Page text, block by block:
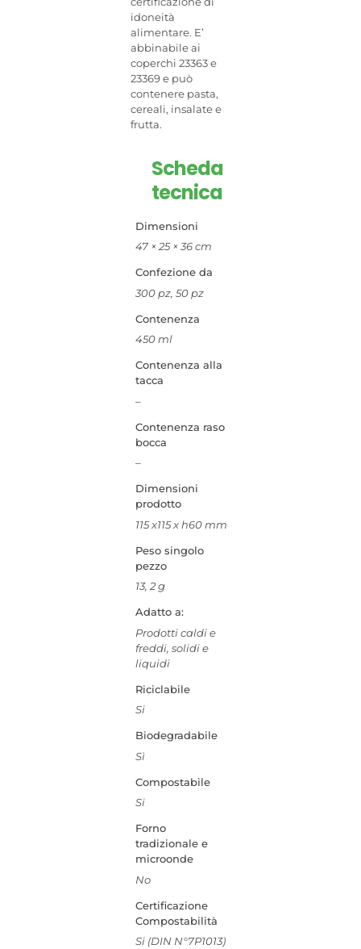
idoneità
alimentare. E’
abbinabile ai
coperchi 23363 e
23369 e può
contenere pasta,
cereali, insalate e
frutta.
Scheda
tecnica
Dimensioni
47 × 25 × 36 cm
Confezione da
300 pz, 50 pz
Contenenza
450 ml
Contenenza alla
tacca
–
Contenenza raso
bocca
–
Dimensioni
prodotto
115 x115 x h60 mm
Peso singolo
pezzo
13, 2 g
Adatto a:
Prodotti caldi e
freddi, solidi e
liquidi
Riciclabile
Si
Biodegradabile
Sì
Compostabile
Si
Forno
tradizionale e
microonde
No
Certificazione
Compostabilità
Si (DIN N°7P1013)